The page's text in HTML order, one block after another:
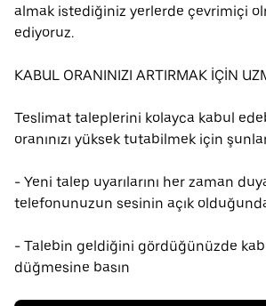
almak istediğiniz yerlerde çevrimiçi
ediyoruz.
KABUL ORANINIZI ARTIRMAK İÇİN
Teslimat taleplerini kolayca kabul
oranınızı yüksek tutabilmek için
- Yeni talep uyarılarını her zaman
telefonunuzun sesinin açık
- Talebin geldiğini gördüğünüzde
düğmesine basın